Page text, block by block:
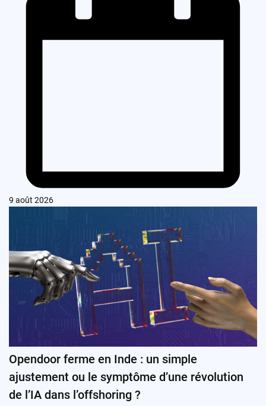
9 août 2026
Opendoor ferme en Inde : un simple
ajustement ou le symptôme d’une révolution
de l’IA dans l’offshoring ?